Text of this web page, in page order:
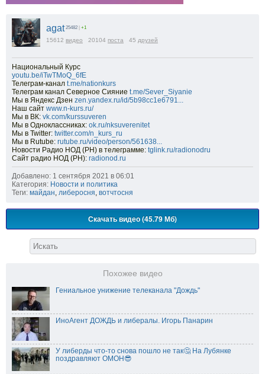
agat 25482 +1
15612 видео 20104 поста 45 друзей
Национальный Курс
youtu.be/iTwTMoQ_6fE
Телеграм-канал t.me/nationkurs
Телеграм канал Северное Сияние t.me/Sever_Siyanie
Мы в Яндекс Дзен zen.yandex.ru/id/5b98cc1e6791...
Наш сайт www.n-kurs.ru/
Мы в ВК: vk.com/kurssuveren
Мы в Одноклассниках: ok.ru/nksuverenitet
Мы в Twitter: twitter.com/n_kurs_ru
Мы в Rutube: rutube.ru/video/person/561638...
Новости Радио НОД (РН) в телеграмме: tglink.ru/radionodru
Сайт радио НОД (РН): radionod.ru
Добавлено: 1 сентября 2021 в 06:01
Категория: Новости и политика
Теги: майдан, либеросня, вотчтосня
Скачать видео (45.79 Мб)
Похожее видео
Гениальное унижение телеканала "Дождь"
ИноАгент ДОЖДЬ и либералы. Игорь Панарин
У либерды что-то снова пошло не так🤔 На Лубянке
поздравляют ОМОН😎